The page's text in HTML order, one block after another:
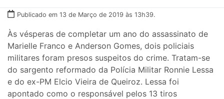
Publicado em 13 de Março de 2019 às 13h39.
Às vésperas de completar um ano do assassinato de
Marielle Franco e Anderson Gomes, dois policiais
militares foram presos suspeitos do crime. Tratam-se
do sargento reformado da Polícia Militar Ronnie Lessa
e do ex-PM Elcio Vieira de Queiroz. Lessa foi
apontado como o responsável pelos 13 tiros